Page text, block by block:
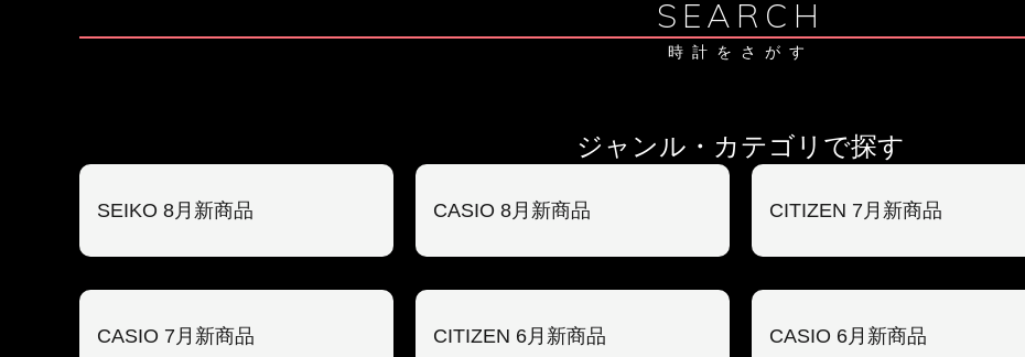
SEARCH
時計をさがす
ジャンル・カテゴリで探す
SEIKO 8月新商品 CASIO 8月新商品 CITIZEN 7月新商品
CASIO 7月新商品 CITIZEN 6月新商品 CASIO 6月新商品